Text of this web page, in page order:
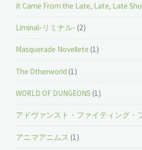
It Came From the Late, Late, Late
Liminal-リミナル- (2)
Masquerade Novellete (1)
The Otherworld (1)
WORLD OF DUNGEONS (1)
アドヴァンスト・ファイティング・
アニマアニムス (1)